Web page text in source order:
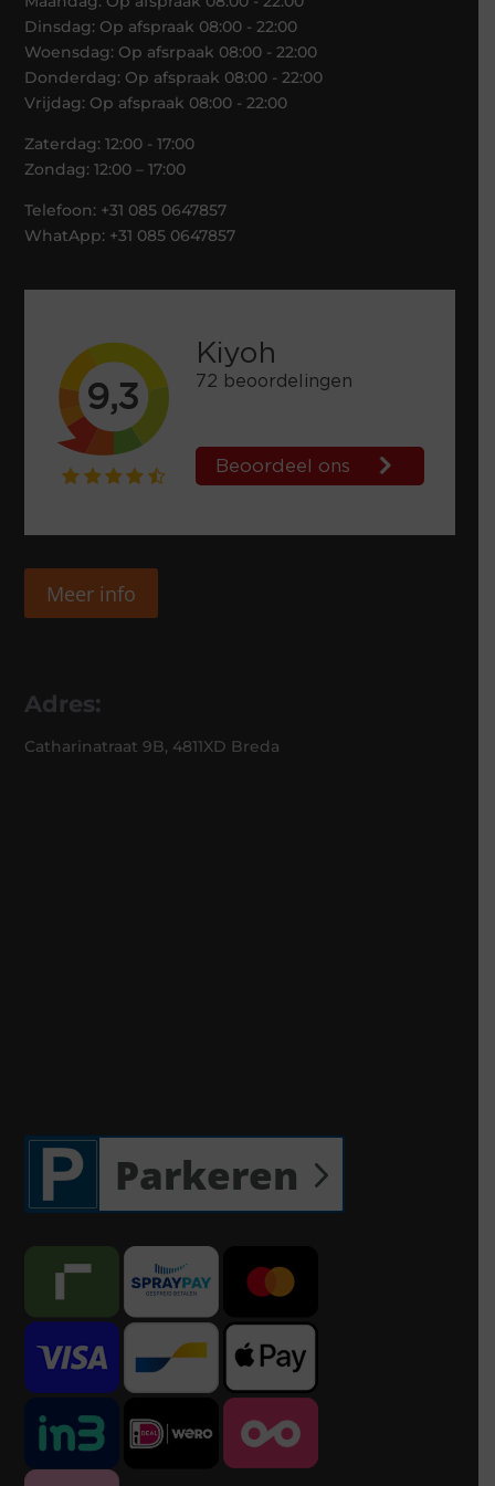
Dinsdag: Op afspraak 08:00 - 22:00
Woensdag: Op afsrpaak 08:00 - 22:00
Donderdag: Op afspraak 08:00 - 22:00
Vrijdag: Op afspraak 08:00 - 22:00
Zaterdag: 12:00 - 17:00
Zondag: 12:00 – 17:00
Telefoon: +31 085 0647857
WhatApp: +31 085 0647857
Meer info
Adres:
Catharinatraat 9B, 4811XD Breda
Parkeren